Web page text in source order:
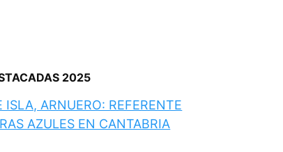
2025
ISLA, ARNUERO: REFERENTE
AZULES EN CANTABRIA